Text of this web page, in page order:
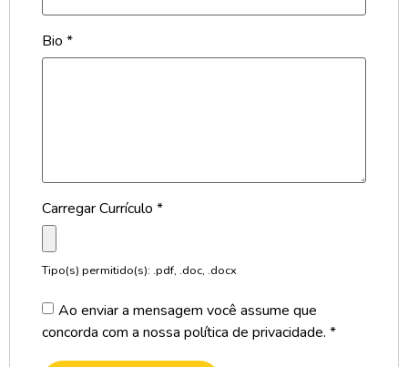
Bio *
Carregar Currículo *
Tipo(s) permitido(s): .pdf, .doc, .docx
Ao enviar a mensagem você assume que
concorda com a nossa política de privacidade. *